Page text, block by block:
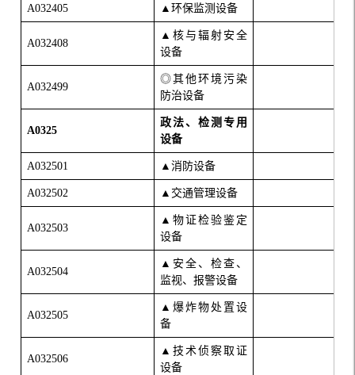
A032405 ▲环保监测设备
A032408
▲核与辐射安全
设备
A032499
◎其他环境污染
防治设备
A0325
政法、检测专用
设备
A032501 ▲消防设备
A032502 ▲交通管理设备
A032503
▲物证检验鉴定
设备
A032504
▲安全、检查、
监视、报警设备
A032505
▲爆炸物处置设
备
A032506
▲技术侦察取证
设备